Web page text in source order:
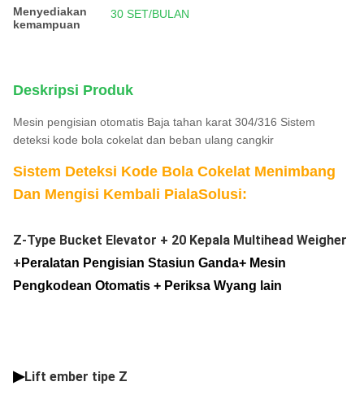
Menyediakan
kemampuan
30 SET/BULAN
Deskripsi Produk
Mesin pengisian otomatis Baja tahan karat 304/316 Sistem
deteksi kode bola cokelat dan beban ulang cangkir
Sistem Deteksi Kode Bola Cokelat Menimbang
Dan Mengisi Kembali PialaSolusi:
Z-Type Bucket Elevator + 20 Kepala Multihead Weigher
+ Peralatan Pengisian Stasiun Ganda+ Mesin
Pengkodean Otomatis + Periksa Wyang lain
▶Lift ember tipe Z